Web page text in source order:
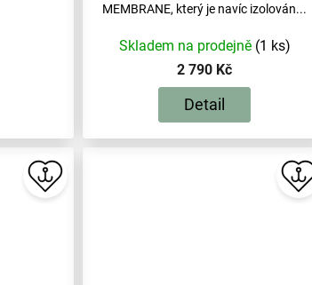
Skladem na prodejně (1 ks)
2 790 Kč
Detail
MEMBRANE, který je navíc izolován...